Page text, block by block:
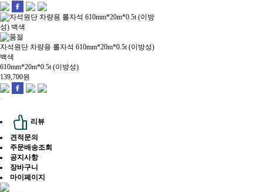
자석원단 차량용 롤자석 610mm*20m*0.5t (이방성)
백색
610mm*20m*0.5t (이방성)
139,700원
리뷰
견적문의
주문배송조회
공지사항
장바구니
마이페이지